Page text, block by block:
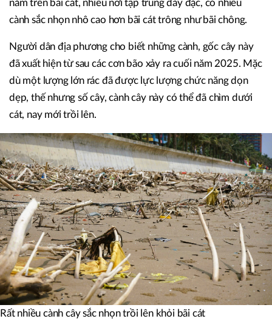
nằm trên bãi cát, nhiều nơi tập trung dày đặc, có nhiều
cành sắc nhọn nhô cao hơn bãi cát trông như bãi chông.
Người dân địa phương cho biết những cành, gốc cây này
đã xuất hiện từ sau các cơn bão xảy ra cuối năm 2025. Mặc
dù một lượng lớn rác đã được lực lượng chức năng dọn
dẹp, thế nhưng số cây, cành cây này có thể đã chìm dưới
cát, nay mới trồi lên.
Rất nhiều cành cây sắc nhọn trồi lên khỏi bãi cát